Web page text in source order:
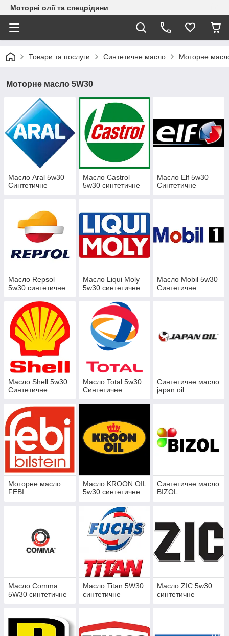
Моторні олії та спецрідини
Товари та послуги Синтетичне масло Моторне
Моторне масло 5W30
Масло Aral 5w30
Синтетичне
Масло Castrol
5w30 синтетичне
Масло Elf 5w30
Синтетичне
Масло Repsol
5w30 синтетичне
Масло Liqui Moly
5w30 синтетичне
Масло Mobil 5w30
Синтетичне
Масло Shell 5w30
Синтетичне
Масло Total 5w30
Синтетичне
Синтетичне масло
japan oil
Моторне масло
FEBI
Масло KROON OIL
5w30 синтетичне
Синтетичне масло
BIZOL
Масло Comma
5W30 синтетичне
Масло Titan 5W30
синтетичне
Масло ZIC 5w30
синтетичне